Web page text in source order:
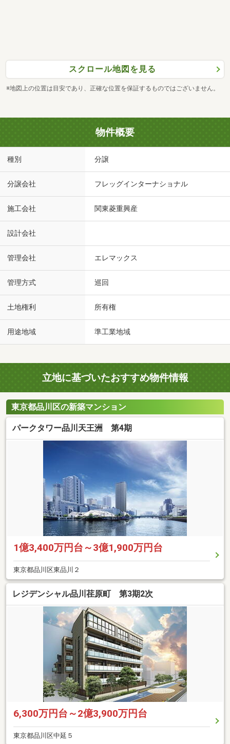
スクロール地図を見る
※地図上の位置は目安であり、正確な位置を保証するものではございません。
物件概要
種別 分譲
分譲会社 フレッグインターナショナル
施工会社 関東菱重興産
設計会社
管理会社 エレマックス
管理方式 巡回
土地権利 所有権
用途地域 準工業地域
立地に基づいたおすすめ物件情報
東京都品川区の新築マンション
パークタワー品川天王洲 第4期
1億3,400万円台～3億1,900万円台
東京都品川区東品川２
レジデンシャル品川荏原町 第3期2次
6,300万円台～2億3,900万円台
東京都品川区中延５